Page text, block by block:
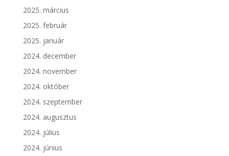
2025. március
2025. február
2025. január
2024. december
2024. november
2024. október
2024. szeptember
2024. augusztus
2024. július
2024. június